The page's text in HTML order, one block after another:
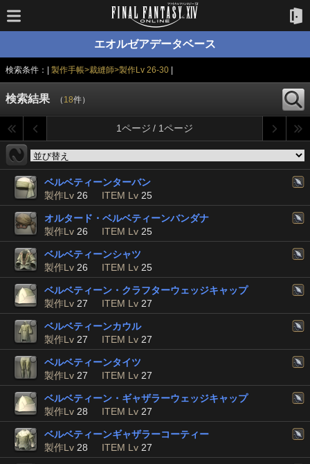
エオルゼアデータベース
検索条件：| 製作手帳>裁縫師>製作Lv 26-30|
検索結果 （ 18件）
1ページ / 1ページ
ベルベティーンターバン
製作Lv 26 ITEM Lv 25
オルタード・ベルベティーンバンダナ
製作Lv 26 ITEM Lv 25
ベルベティーンシャツ
製作Lv 26 ITEM Lv 25
ベルベティーン・クラフターウェッジキャップ
製作Lv 27 ITEM Lv 27
ベルベティーンカウル
製作Lv 27 ITEM Lv 27
ベルベティーンタイツ
製作Lv 27 ITEM Lv 27
ベルベティーン・ギャザラーウェッジキャップ
製作Lv 28 ITEM Lv 27
ベルベティーンギャザラーコーティー
製作Lv 28 ITEM Lv 27